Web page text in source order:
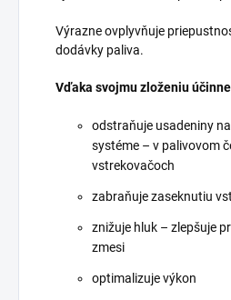
Výrazne ovplyvňuje
dodávky paliva.
Vďaka svojmu zloženiu
odstraňuje usadeniny
systéme – v palivovom
vstrekovačoch
zabraňuje zaseknutiu
znižuje hluk – zlepšuje
zmesi
optimalizuje výkon